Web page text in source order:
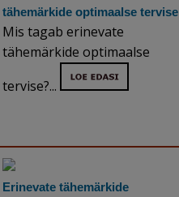
tähemärkide optimaalse tervise
Mis tagab erinevate
tähemärkide optimaalse
tervise?...
Erinevate tähemärkide